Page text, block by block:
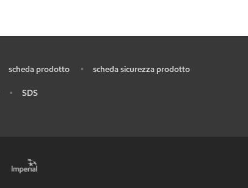
scheda prodotto • scheda sicurezza prodotto
• SDS